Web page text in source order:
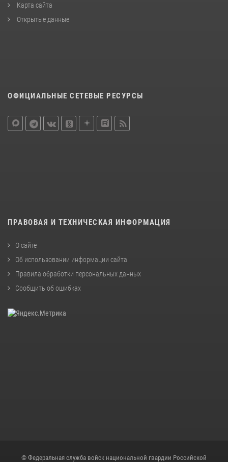
Карта сайта
Открытые данные
ОФИЦИАЛЬНЫЕ СЕТЕВЫЕ РЕСУРСЫ
ПРАВОВАЯ И ТЕХНИЧЕСКАЯ ИНФОРМАЦИЯ
О сайте
Об использовании информации сайта
Правила обработки персональных данных
Сообщить об ошибках
© Федеральная служба войск национальной гвардии Российской